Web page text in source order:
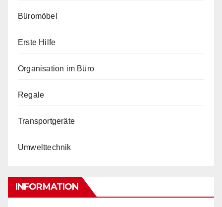
Büromöbel
Erste Hilfe
Organisation im Büro
Regale
Transportgeräte
Umwelttechnik
INFORMATION